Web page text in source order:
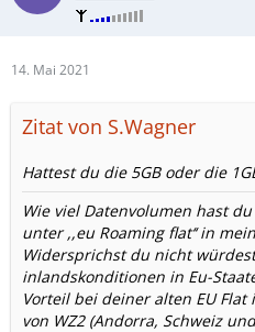
Kennt sich jemand von Euch
Mein momentaner Tarif ist: O2
14. Mai 2021
Zitat von S.Wagner
Hattest du die 5GB oder die
Wie viel Datenvolumen hast
unter ,,eu Roaming flat‘‘ in
Widersprichst du nicht
inlandskonditionen in Eu-
Vorteil bei deiner alten EU
von WZ2 (Andorra, Schweiz